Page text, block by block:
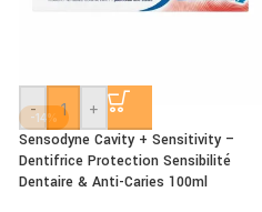
-14%
- +
Sensodyne Cavity + Sensitivity –
Dentifrice Protection Sensibilité
Dentaire & Anti-Caries 100ml